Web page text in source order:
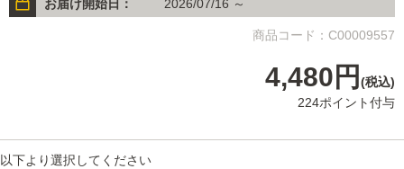
お届け開始日： 2026/07/16 ～
商品コード：C00009557
4,480円 (税込)
224ポイント付与
以下より選択してください